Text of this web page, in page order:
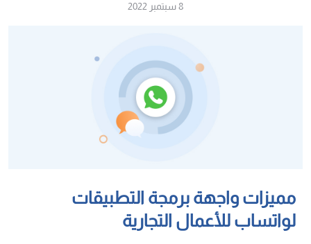
8 سبتمبر 2022
مميزات واجهة برمجة التطبيقات
لواتساب للأعمال التجارية